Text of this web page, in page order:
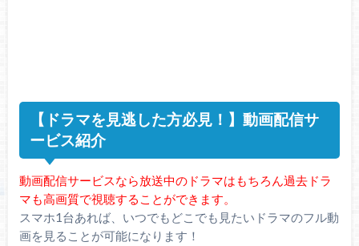
【ドラマを見逃した方必見！】動画配信サ
ービス紹介
動画配信サービスなら放送中のドラマはもちろん過去ドラ
マも高画質で視聴することができます。
スマホ1台あれば、いつでもどこでも見たいドラマのフル動
画を見ることが可能になります！